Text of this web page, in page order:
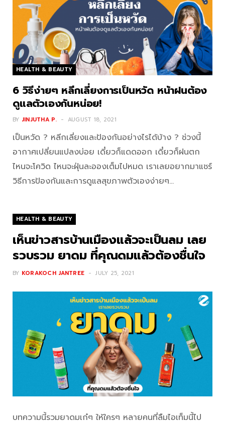
HEALTH & BEAUTY
6 วิธีง่ายๆ หลีกเลี่ยงการเป็นหวัด หน้าฝนต้อง
ดูแลตัวเองกันหน่อย!
BY JINJUTHA P. AUGUST 18, 2021
เป็นหวัด ? หลีกเลี่ยงและป้องกันอย่างไรได้บ้าง ? ช่วงนี้
อากาศเปลี่ยนแปลงบ่อย เดี๋ยวก็แดดออก เดี๋ยวก็ฝนตก
ไหนจะโควิด ไหนจะฝุ่นละอองเต็มไปหมด เราเลยอยากมาแชร์
วิธีการป้องกันและการดูแลสุขภาพตัวเองง่ายๆ…
HEALTH & BEAUTY
เห็นข่าวสารบ้านเมืองแล้วจะเป็นลม เลย
รวบรวม ยาดม ที่คุณดมแล้วต้องชื่นใจ
BY KORAKOCH JANTREE JULY 25, 2021
บทความนี้รวมยาดมเก๋ๆ ให้ใครๆ หลายคนที่ลืมไอเท็มนี้ไป